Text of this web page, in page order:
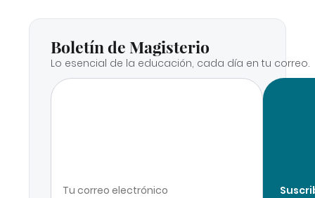
Boletín de Magisterio
Lo esencial de la educación, cada día en tu correo.